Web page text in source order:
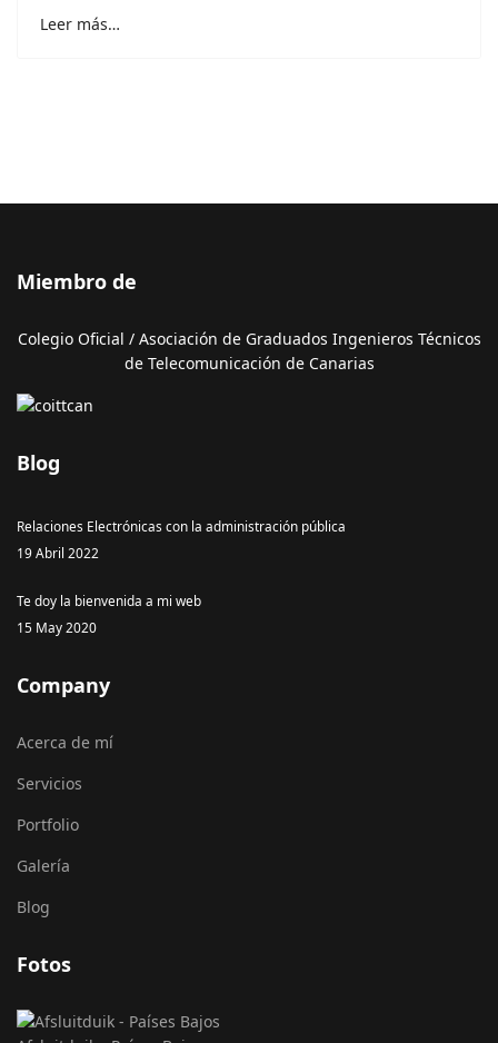
Leer más…
Miembro de
Colegio Oficial / Asociación de Graduados Ingenieros Técnicos
de Telecomunicación de Canarias
Blog
Relaciones Electrónicas con la administración pública
19 Abril 2022
Te doy la bienvenida a mi web
15 May 2020
Company
Acerca de mí
Servicios
Portfolio
Galería
Blog
Fotos